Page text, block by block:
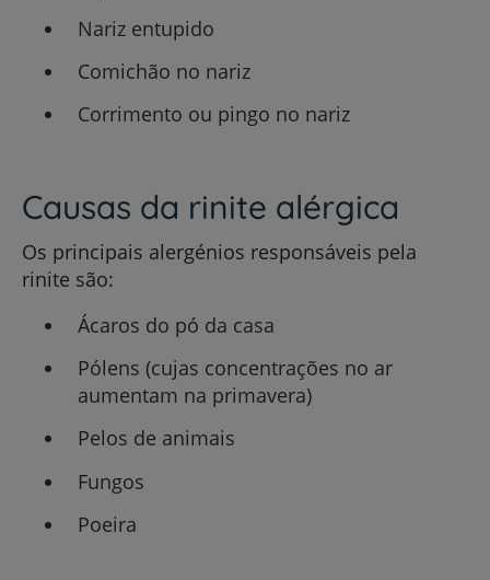
Nariz entupido
Comichão no nariz
Corrimento ou pingo no nariz
Causas da rinite alérgica
Os principais alergénios responsáveis pela
rinite são:
Ácaros do pó da casa
Pólens (cujas concentrações no ar
aumentam na primavera)
Pelos de animais
Fungos
Poeira